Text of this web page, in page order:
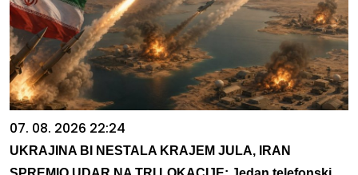
07. 08. 2026 22:24
UKRAJINA BI NESTALA KRAJEM JULA, IRAN